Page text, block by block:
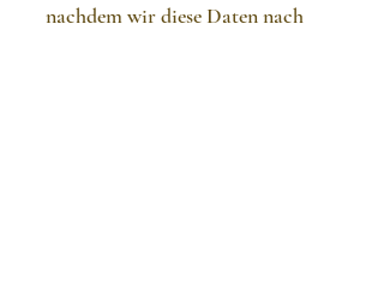
nachdem wir diese Daten nach